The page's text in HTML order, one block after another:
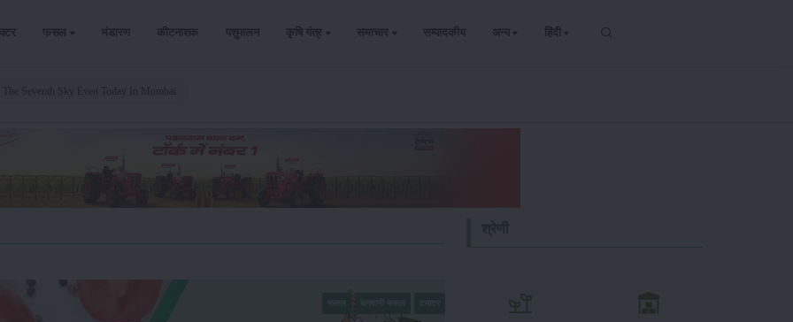
फसल भंडारण कीटनाशक पशुपालन कृषि यंत्र समाचार सम्पादकीय अन्य हिंदी